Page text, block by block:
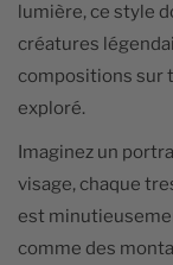
lumière, ce style
créatures
compositions sur
exploré.
Imaginez un
visage, chaque
est
comme des